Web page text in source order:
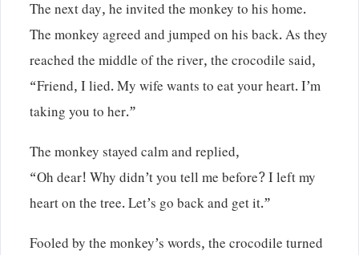
The next day, he invited the monkey to his home.
The monkey agreed and jumped on his back. As they
reached the middle of the river, the crocodile said,
“Friend, I lied. My wife wants to eat your heart. I’m
taking you to her.”
The monkey stayed calm and replied,
“Oh dear! Why didn’t you tell me before? I left my
heart on the tree. Let’s go back and get it.”
Fooled by the monkey’s words, the crocodile turned